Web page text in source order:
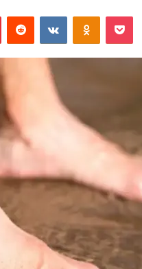
PinterestReddit VK OK